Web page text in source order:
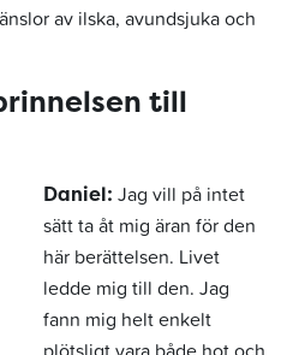
av ilska, avundsjuka och
till
Daniel: Jag vill på intet
sätt ta åt mig äran för den
här berättelsen. Livet
ledde mig till den. Jag
fann mig helt enkelt